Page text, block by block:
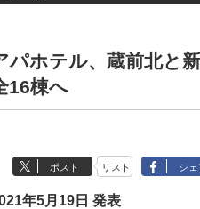
パホテル、蔵前北と
16棟へ
ポスト リスト シェ
年5月19日 発表